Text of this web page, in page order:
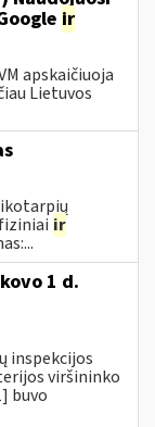
ir
apskaičiuoja
Lietuvos
ir
1 d.
inspekcijos
viršininko
buvo